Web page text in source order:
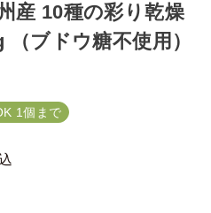
産 10種の彩り乾燥
ブドウ糖不使用）
1個まで